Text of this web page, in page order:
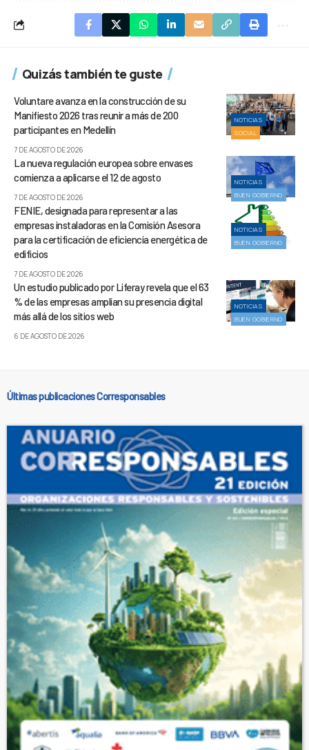
Quizás también te guste
NOTICIAS
SOCIAL
Voluntare avanza en la construcción de su
Manifiesto 2026 tras reunir a más de 200
participantes en Medellín
7 DE AGOSTO DE 2026
NOTICIAS
BUEN GOBIERNO
La nueva regulación europea sobre envases
comienza a aplicarse el 12 de agosto
7 DE AGOSTO DE 2026
NOTICIAS
BUEN GOBIERNO
FENIE, designada para representar a las
empresas instaladoras en la Comisión Asesora
para la certificación de eficiencia energética de
edificios
7 DE AGOSTO DE 2026
NOTICIAS
BUEN GOBIERNO
Un estudio publicado por Liferay revela que el 63
% de las empresas amplían su presencia digital
más allá de los sitios web
6 DE AGOSTO DE 2026
Últimas publicaciones Corresponsables